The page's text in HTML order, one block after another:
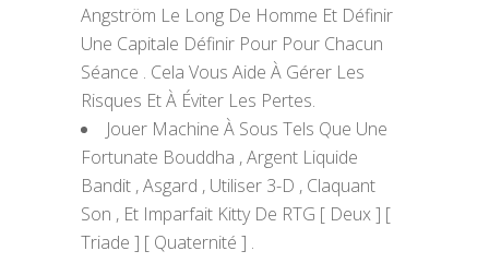
Angström Le Long De Homme Et Définir
Une Capitale Définir Pour Pour Chacun
Séance . Cela Vous Aide À Gérer Les
Risques Et À Éviter Les Pertes.
Jouer Machine À Sous Tels Que Une
Fortunate Bouddha , Argent Liquide
Bandit , Asgard , Utiliser 3-D , Claquant
Son , Et Imparfait Kitty De RTG [ Deux ] [
Triade ] [ Quaternité ] .